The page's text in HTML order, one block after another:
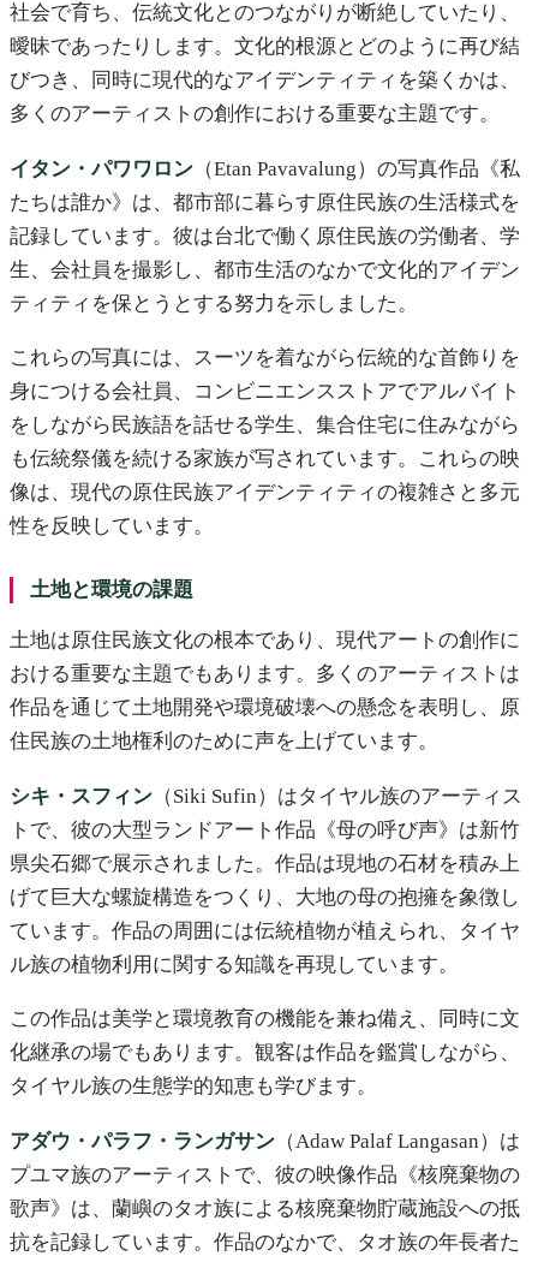
社会で育ち、伝統文化とのつながりが断絶していたり、
曖昧であったりします。文化的根源とどのように再び結
びつき、同時に現代的なアイデンティティを築くかは、
多くのアーティストの創作における重要な主題です。
イタン・パワワロン （Etan Pavavalung）の写真作品《私
たちは誰か》は、都市部に暮らす原住民族の生活様式を
記録しています。彼は台北で働く原住民族の労働者、学
生、会社員を撮影し、都市生活のなかで文化的アイデン
ティティを保とうとする努力を示しました。
これらの写真には、スーツを着ながら伝統的な首飾りを
身につける会社員、コンビニエンスストアでアルバイト
をしながら民族語を話せる学生、集合住宅に住みながら
も伝統祭儀を続ける家族が写されています。これらの映
像は、現代の原住民族アイデンティティの複雑さと多元
性を反映しています。
土地と環境の課題
土地は原住民族文化の根本であり、現代アートの創作に
おける重要な主題でもあります。多くのアーティストは
作品を通じて土地開発や環境破壊への懸念を表明し、原
住民族の土地権利のために声を上げています。
シキ・スフィン （Siki Sufin）はタイヤル族のアーティス
トで、彼の大型ランドアート作品《母の呼び声》は新竹
県尖石郷で展示されました。作品は現地の石材を積み上
げて巨大な螺旋構造をつくり、大地の母の抱擁を象徴し
ています。作品の周囲には伝統植物が植えられ、タイヤ
ル族の植物利用に関する知識を再現しています。
この作品は美学と環境教育の機能を兼ね備え、同時に文
化継承の場でもあります。観客は作品を鑑賞しながら、
タイヤル族の生態学的知恵も学びます。
アダウ・パラフ・ランガサン （Adaw Palaf Langasan）は
プユマ族のアーティストで、彼の映像作品《核廃棄物の
歌声》は、蘭嶼のタオ族による核廃棄物貯蔵施設への抵
抗を記録しています。作品のなかで、タオ族の年長者た